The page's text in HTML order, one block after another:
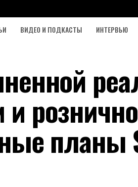
ВИДЕО И ПОДКАСТЫ ИНТЕРВЬЮ
планы